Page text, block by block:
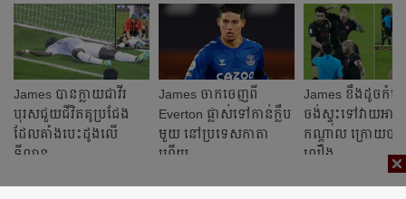
James បាន​ក្លាយ​ជា​វីរ
បុរស​ជួយ​ជីវិត​​គូប្រជែង​
ដែល​គាំងបេះដូង​លើ​
ទីលាន
James ចាក​ចេញ​ពី​
Everton ផ្លាស់​ទៅ​កាន់​ក្លឹប​
មួយ​ នៅ​ប្រទេស​កាតា​
ហើយ​
James ខឹង​ដូចកំ
ចង់​ស្ទុះ​​ទៅ​វាយ​អាជ្ញ
កណ្ដាល ក្រោយ​បា
លឿង